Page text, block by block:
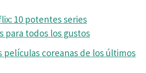
10 potentes series
para todos los gustos
películas coreanas de los últimos